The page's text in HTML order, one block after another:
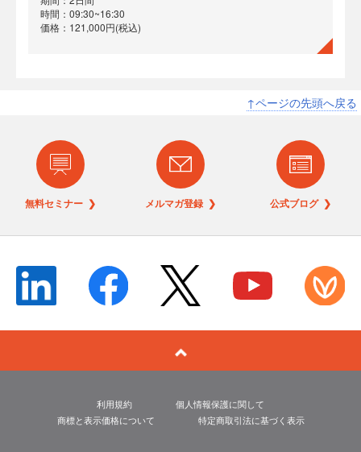
時間：09:30~16:30
価格：121,000円(税込)
↑ページの先頭へ戻る
無料セミナー ❯ メルマガ登録 ❯ 公式ブログ ❯
利用規約
個人情報保護に関して
商標と表示価格について
特定商取引法に基づく表示